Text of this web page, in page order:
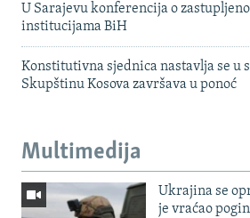
U Sarajevu konferencija o
institucijama BiH
Konstitutivna sjednica nastavlja se u
Skupštinu Kosova završava u ponoć
Multimedija
Ukrajina se
je vraćao